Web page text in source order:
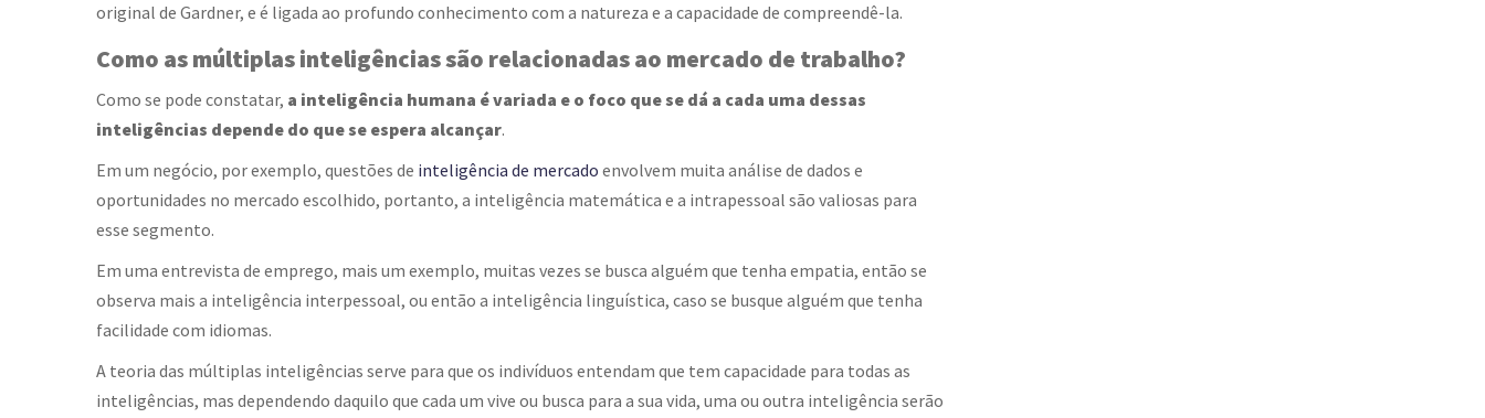
original de Gardner, e é ligada ao profundo conhecimento com a natureza e a capacidade de compreendê-la.
Como asmúltiplas inteligênciassão relacionadas ao mercado de trabalho?
Como se pode constatar, a inteligência humana é variada e o foco que se dá a cada uma dessas
inteligências depende do que se espera alcançar.
Em um negócio, por exemplo, questões de inteligência de mercado envolvem muita análise de dados e
oportunidades no mercado escolhido, portanto, a inteligência matemática e a intrapessoal são valiosas para
esse segmento.
Em uma entrevista de emprego, mais um exemplo, muitas vezes se busca alguém que tenha empatia, então se
observa mais a inteligência interpessoal, ou então a inteligência linguística, caso se busque alguém que tenha
facilidade com idiomas.
A teoria das múltiplas inteligências serve para que os indivíduos entendam que tem capacidade para todas as
inteligências, mas dependendo daquilo que cada um vive ou busca para a sua vida, uma ou outra inteligência serão